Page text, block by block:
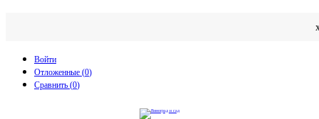
Войти
Отложенные (0)
Сравнить (0)